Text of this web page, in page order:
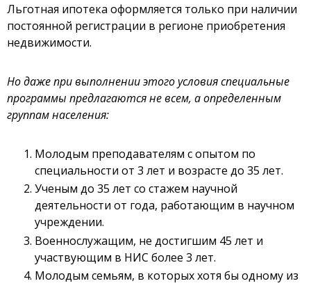
Льготная ипотека оформляется только при наличии
постоянной регистрации в регионе приобретения
недвижимости.
Но даже при выполнении этого условия специальные
программы предлагаются не всем, а определенным
группам населения:
Молодым преподавателям с опытом по
специальности от 3 лет и возрасте до 35 лет.
Ученым до 35 лет со стажем научной
деятельности от года, работающим в научном
учреждении.
Военнослужащим, не достигшим 45 лет и
участвующим в НИС более 3 лет.
Молодым семьям, в которых хотя бы одному из